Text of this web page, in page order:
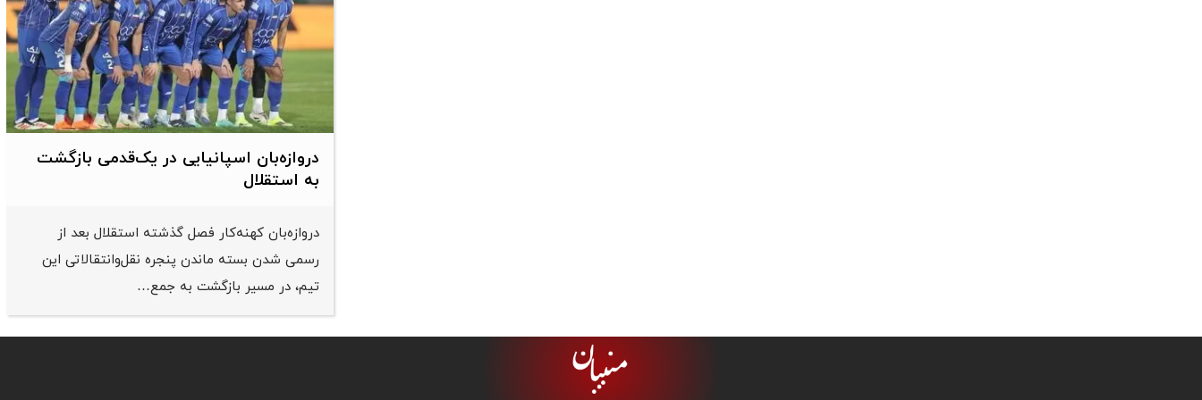
دروازه‌بان اسپانیایی در یک‌قدمی بازگشت
به استقلال
دروازه‌بان کهنه‌کار فصل گذشته استقلال بعد از
رسمی شدن بسته ماندن پنجره نقل‌وانتقالاتی این
تیم، در مسیر بازگشت به جمع…